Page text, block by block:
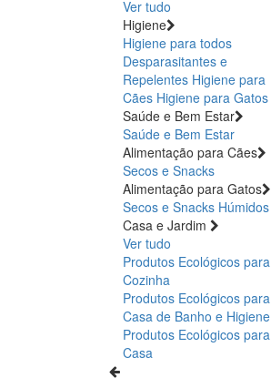
Ver tudo
Higiene
Higiene para todos
Desparasitantes e
Repelentes Higiene para
Cães Higiene para Gatos
Saúde e Bem Estar
Saúde e Bem Estar
Alimentação para Cães
Secos e Snacks
Alimentação para Gatos
Secos e Snacks Húmidos
Casa e Jardim
Ver tudo
Produtos Ecológicos para
Cozinha
Produtos Ecológicos para
Casa de Banho e Higiene
Produtos Ecológicos para
Casa